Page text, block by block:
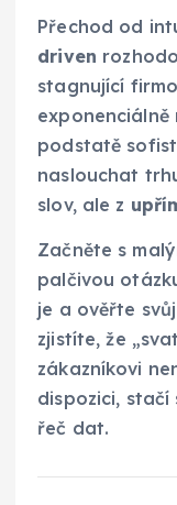
Přechod od
driven
stagnující
podstatě
naslouchat
slov, ale z
Začněte s
palčivou
je a ověřte
zjistíte, že
zákazníkovi
dispozici,
řeč dat.